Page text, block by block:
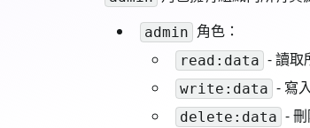
admin 角色：
read:data - 讀取
write:data - 寫
delete:data -